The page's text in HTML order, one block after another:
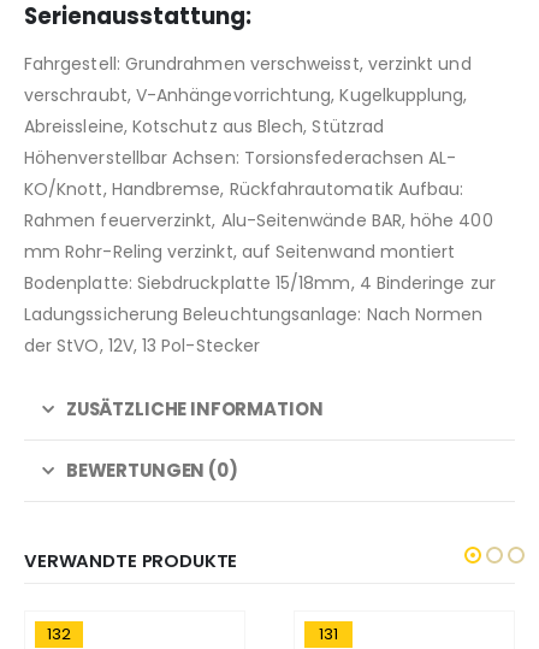
Serienausstattung:
Fahrgestell: Grundrahmen verschweisst, verzinkt und
verschraubt, V-Anhängevorrichtung, Kugelkupplung,
Abreissleine, Kotschutz aus Blech, Stützrad
Höhenverstellbar Achsen: Torsionsfederachsen AL-
KO/Knott, Handbremse, Rückfahrautomatik Aufbau:
Rahmen feuerverzinkt, Alu-Seitenwände BAR, höhe 400
mm Rohr-Reling verzinkt, auf Seitenwand montiert
Bodenplatte: Siebdruckplatte 15/18mm, 4 Binderinge zur
Ladungssicherung Beleuchtungsanlage: Nach Normen
der StVO, 12V, 13 Pol-Stecker
ZUSÄTZLICHE INFORMATION
BEWERTUNGEN (0)
VERWANDTE PRODUKTE
132 131